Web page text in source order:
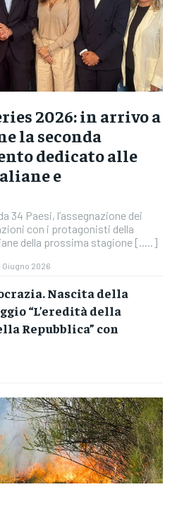
2026: in arrivo a
la seconda
dedicato alle
e
34 Paesi, l’assegnazione dei
con i protagonisti della
della prossima stagione [.....]
Giugno 2026
Nascita della
“L’eredità della
Repubblica” con